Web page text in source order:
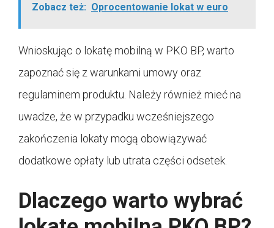
Zobacz też: Oprocentowanie lokat w euro
Wnioskując o lokatę mobilną w PKO BP, warto
zapoznać się z warunkami umowy oraz
regulaminem produktu. Należy również mieć na
uwadze, że w przypadku wcześniejszego
zakończenia lokaty mogą obowiązywać
dodatkowe opłaty lub utrata części odsetek.
Dlaczego warto wybrać